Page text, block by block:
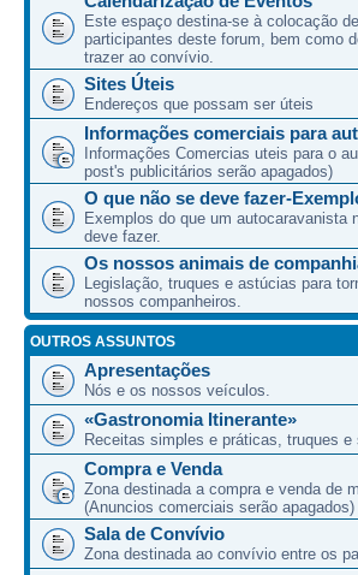
Este espaço destina-se à colocação
participantes deste forum, bem como
trazer ao convívio.
Sites Úteis
Endereços que possam ser úteis
Informações comerciais para
Informações Comercias uteis para o
post's publicitários serão apagados)
O que não se deve fazer-
Exemplos do que um autocaravanista
deve fazer.
Os nossos animais de
Legislação, truques e astúcias para
nossos companheiros.
OUTROS ASSUNTOS
Apresentações
Nós e os nossos veículos.
«Gastronomia Itinerante»
Receitas simples e práticas, truques e
Compra e Venda
Zona destinada a compra e venda de
(Anuncios comerciais serão apagados)
Sala de Convívio
Zona destinada ao convívio entre os